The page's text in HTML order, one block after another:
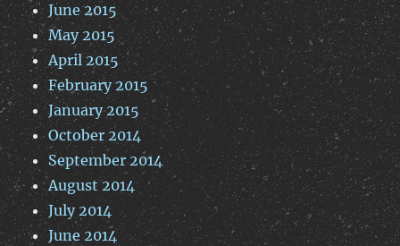
June 2015
May 2015
April 2015
February 2015
January 2015
October 2014
September 2014
August 2014
July 2014
June 2014